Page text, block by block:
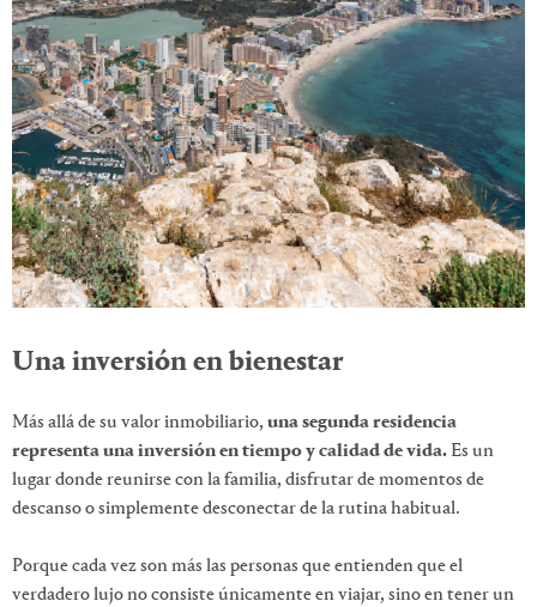
Una inversión en bienestar
Más allá de su valor inmobiliario, una segunda residencia
representa una inversión en tiempo y calidad de vida. Es un
lugar donde reunirse con la familia, disfrutar de momentos de
descanso o simplemente desconectar de la rutina habitual.
Porque cada vez son más las personas que entienden que el
verdadero lujo no consiste únicamente en viajar, sino en tener un